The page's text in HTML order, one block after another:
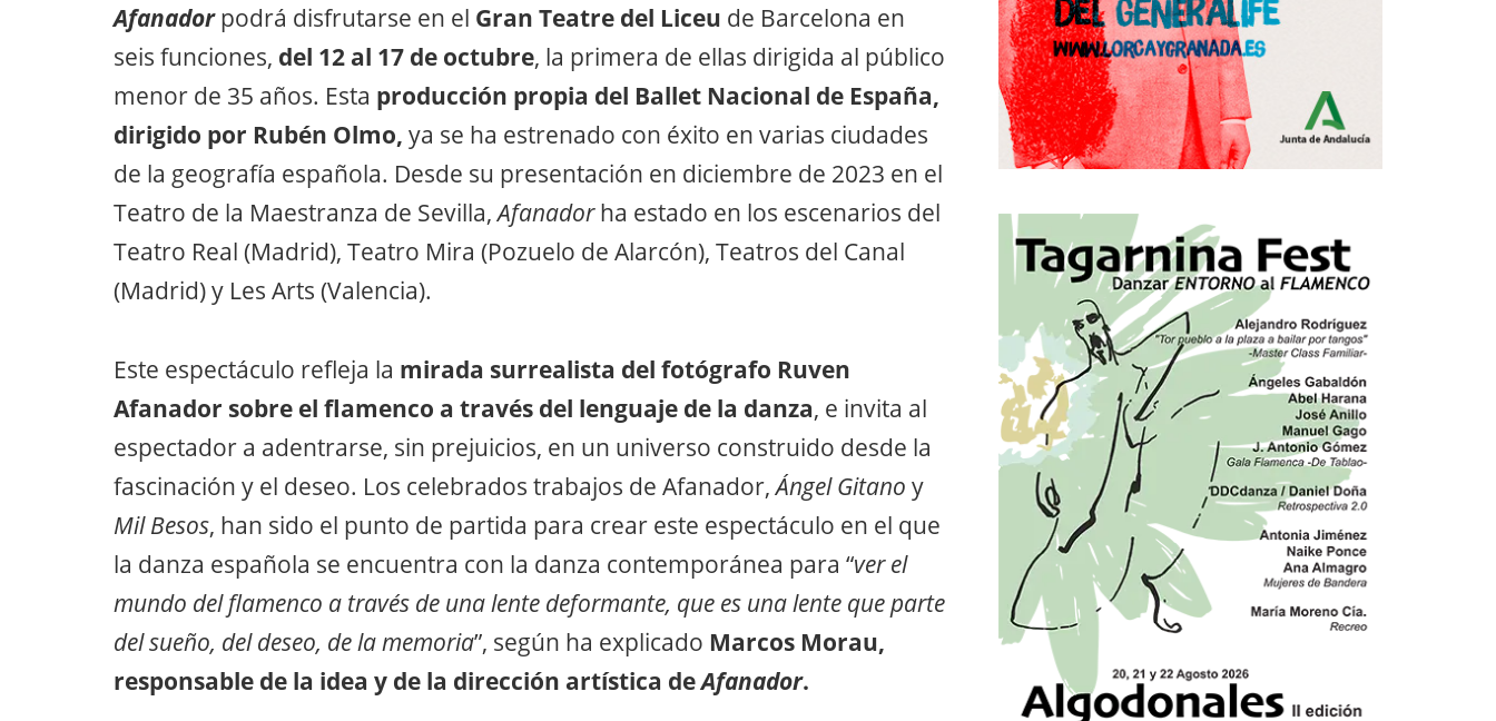
Afanadorpodrá disfrutarse en el Gran Teatre del Liceu de Barcelona en
seis funciones, del 12 al 17 de octubre, la primera de ellas dirigida al público
menor de 35 años. Esta producción propia del Ballet Nacional de España,
dirigido por Rubén Olmo, ya se ha estrenado con éxito en varias ciudades
de la geografía española. Desde su presentación en diciembre de 2023 en el
Teatro de la Maestranza de Sevilla,Afanadorha estado en los escenarios del
Teatro Real (Madrid), Teatro Mira (Pozuelo de Alarcón), Teatros del Canal
(Madrid) y Les Arts (Valencia).
Este espectáculo refleja la mirada surrealista del fotógrafo Ruven
Afanador sobre el flamenco a través del lenguaje de la danza, e invita al
espectador a adentrarse, sin prejuicios, en un universo construido desde la
fascinación y el deseo. Los celebrados trabajos de Afanador,Ángel Gitano y
Mil Besos, han sido el punto de partida para crear este espectáculo en el que
la danza española se encuentra con la danza contemporánea para “ver el
mundo del flamenco a través de una lente deformante, que es una lente que parte
del sueño, del deseo, de la memoria”, según ha explicado Marcos Morau,
responsable de la idea y de la dirección artística deAfanador.